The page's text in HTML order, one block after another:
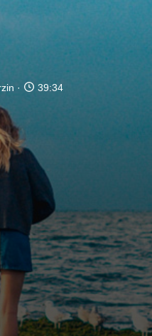
39:34